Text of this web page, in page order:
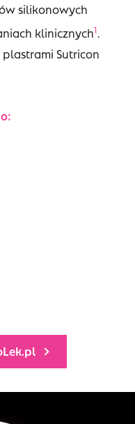
silikonowych
klinicznych1.
Sutricon